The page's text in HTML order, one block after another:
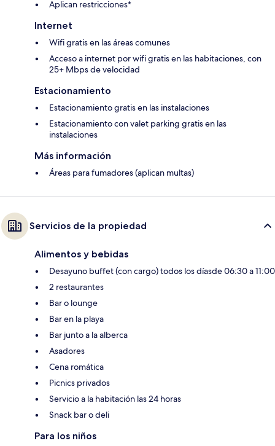
Aplican restricciones*
Internet
Wifi gratis en las áreas comunes
Acceso a internet por wifi gratis en las habitaciones, con
25+ Mbps de velocidad
Estacionamiento
Estacionamiento gratis en las instalaciones
Estacionamiento con valet parking gratis en las
instalaciones
Más información
Áreas para fumadores (aplican multas)
Servicios de la propiedad
Alimentos y bebidas
Desayuno buffet (con cargo) todos los díasde 06:30 a 11:00
2 restaurantes
Bar o lounge
Bar en la playa
Bar junto a la alberca
Asadores
Cena romática
Picnics privados
Servicio a la habitación las 24 horas
Snack bar o deli
Para los niños